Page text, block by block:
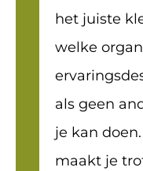
het juiste
welke
als geen
je kan
maakt je